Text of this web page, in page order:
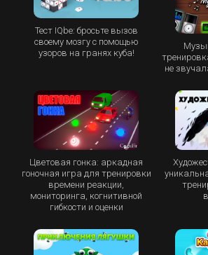
Тест IQbe: бросьте вызов
своему мозгу с помощью
узоров на гранях куба!
не
Цветовая гонка: аркадная
гоночная игра для тренировки
времени реакции,
мониторинга, когнитивной
гибкости и оценки